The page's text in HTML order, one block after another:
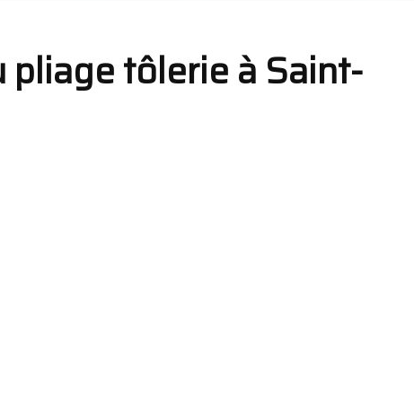
pliage tôlerie à Saint-